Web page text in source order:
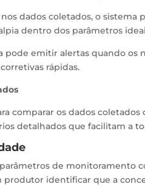
dados coletados, o
dentro dos parâmetros
pode emitir alertas quando os
rápidas.
comparar os dados
detalhados que facilitam a
de monitoramento
produtor identificar que a